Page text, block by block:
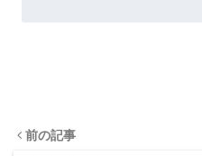
前の記事